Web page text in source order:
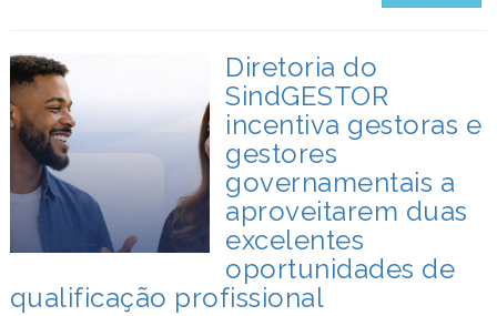
Diretoria do
SindGESTOR
incentiva gestoras e
gestores
governamentais a
aproveitarem duas
excelentes
oportunidades de
qualificação profissional